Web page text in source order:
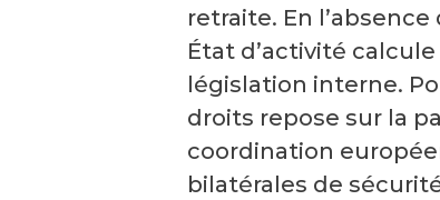
retraite. En
État d’activité
législation interne.
droits repose sur la
coordination
bilatérales de